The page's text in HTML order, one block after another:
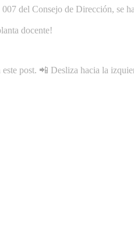
del Consejo de Dirección, se
docente!
post. 📲 Desliza hacia la